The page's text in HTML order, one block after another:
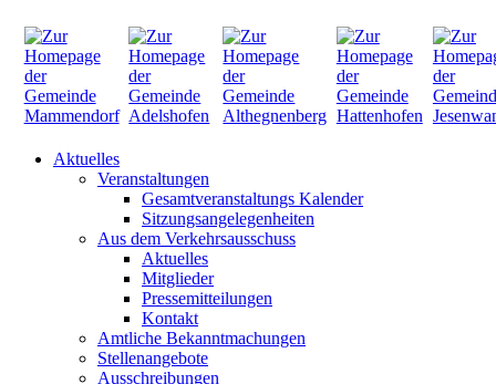
Aktuelles
Veranstaltungen
Gesamtveranstaltungs Kalender
Sitzungsangelegenheiten
Aus dem Verkehrsausschuss
Aktuelles
Mitglieder
Pressemitteilungen
Kontakt
Amtliche Bekanntmachungen
Stellenangebote
Ausschreibungen